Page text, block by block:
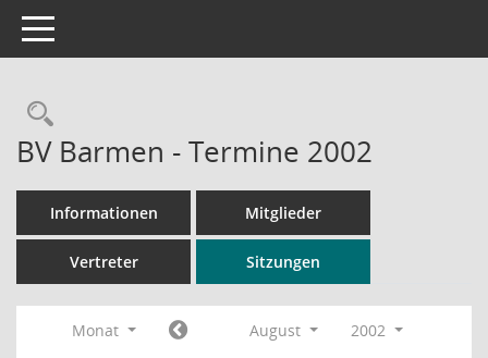
Toggle navigation
Rechercheauswahl
BV Barmen - Termine 2002
Informationen Mitglieder
Vertreter Sitzungen
Monat August
2002